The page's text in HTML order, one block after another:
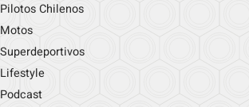
Pilotos Chilenos
Motos
Superdeportivos
Lifestyle
Podcast